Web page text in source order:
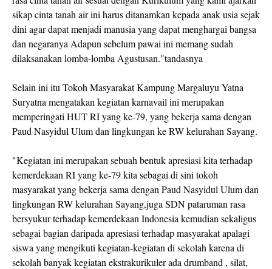
sikap cinta tanah air ini harus ditanamkan kepada anak usia sejak
dini agar dapat menjadi manusia yang dapat menghargai bangsa
dan negaranya Adapun sebelum pawai ini memang sudah
dilaksanakan lomba-lomba Agustusan."tandasnya
Selain ini itu Tokoh Masyarakat Kampung Margaluyu Yatna
Suryatna mengatakan kegiatan karnavail ini merupakan
memperingati HUT RI yang ke-79, yang bekerja sama dengan
Paud Nasyidul Ulum dan lingkungan ke RW kelurahan Sayang.
"Kegiatan ini merupakan sebuah bentuk apresiasi kita terhadap
kemerdekaan RI yang ke-79 kita sebagai di sini tokoh
masyarakat yang bekerja sama dengan Paud Nasyidul Ulum dan
lingkungan RW kelurahan Sayang,juga SDN pataruman rasa
bersyukur terhadap kemerdekaan Indonesia kemudian sekaligus
sebagai bagian daripada apresiasi terhadap masyarakat apalagi
siswa yang mengikuti kegiatan-kegiatan di sekolah karena di
sekolah banyak kegiatan ekstrakurikuler ada drumband , silat,